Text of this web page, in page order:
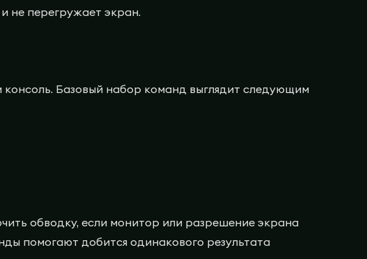
не перегружает экран.
Базовый набор команд выглядит следующим
обводку, если монитор или разрешение экрана
помогают добится одинакового результата